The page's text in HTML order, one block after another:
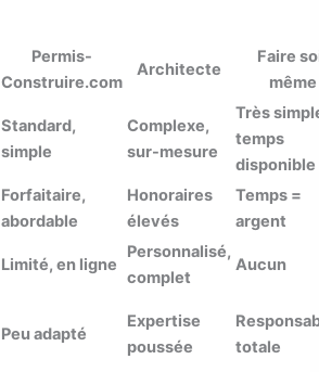
Permis-
Construire.com
Architecte
Faire
même
Standard,
simple
Complexe,
sur-mesure
Très
temps
disponible
Forfaitaire,
abordable
Honoraires
élevés
Temps =
argent
Limité, en ligne
Personnalisé,
complet
Aucun
Peu adapté
Expertise
poussée
totale